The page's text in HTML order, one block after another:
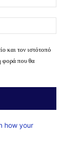
και τον ιστότοπό
φορά που θα
how your